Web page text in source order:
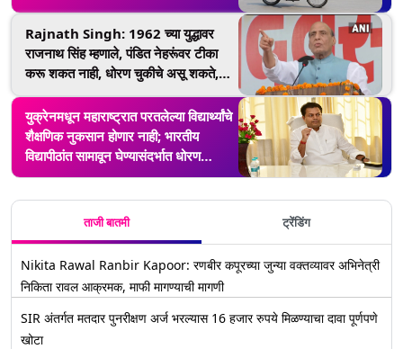
100% इलेक्ट्रिक फ्लीट अनिवार्य
Rajnath Singh: 1962 च्या युद्धावर
राजनाथ सिंह म्हणाले, पंडित नेहरूंवर टीका
करू शकत नाही, धोरण चुकीचे असू शकते,
हेतू नाही
युक्रेनमधून महाराष्ट्रात परतलेल्या विद्यार्थ्यांचे
शैक्षणिक नुकसान होणार नाही; भारतीय
विद्यापीठांत सामावून घेण्यासंदर्भात धोरण
निश्चित होणार
ताजी बातमी ट्रेंडिंग
Nikita Rawal Ranbir Kapoor: रणबीर कपूरच्या जुन्या वक्तव्यावर अभिनेत्री
निकिता रावल आक्रमक, माफी मागण्याची मागणी
SIR अंतर्गत मतदार पुनरीक्षण अर्ज भरल्यास 16 हजार रुपये मिळण्याचा दावा पूर्णपणे
खोटा